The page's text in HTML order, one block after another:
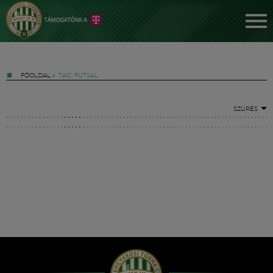
FŐOLDAL » TAG: FUTSAL
SZŰRÉS
Hírek